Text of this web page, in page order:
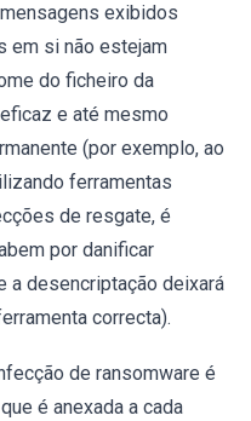
exibidos
em si não estejam
do ficheiro da
e até mesmo
(por exemplo, ao
ferramentas
de resgate, é
por danificar
a desencriptação deixará
correcta).
de ransomware é
é anexada a cada